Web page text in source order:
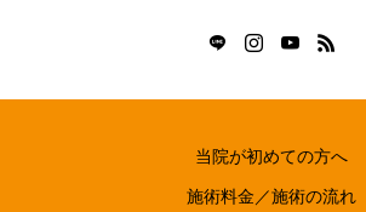
当院が初めての方へ
施術料金／施術の流れ